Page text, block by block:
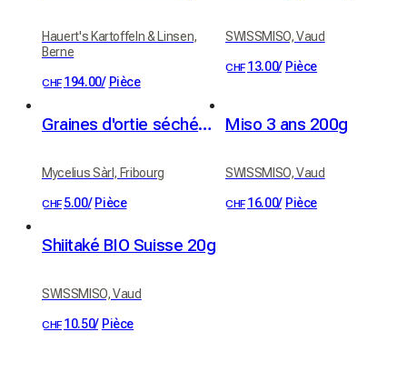
Hauert's Kartoffeln & Linsen,
Berne
CHF 194.00/ Pièce
SWISSMISO, Vaud
CHF 13.00/ Pièce
Graines d'ortie séchées (20g)
Mycelius Sàrl, Fribourg
CHF 5.00/ Pièce
Miso 3 ans 200g
SWISSMISO, Vaud
CHF 16.00/ Pièce
Shiitaké BIO Suisse 20g
SWISSMISO, Vaud
CHF 10.50/ Pièce